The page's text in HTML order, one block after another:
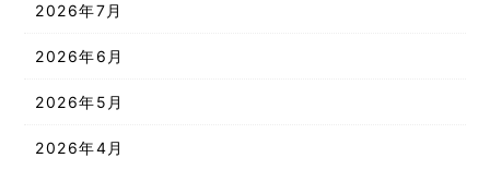
2026年7月
2026年6月
2026年5月
2026年4月